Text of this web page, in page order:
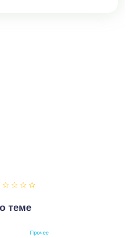
теме
Прочее